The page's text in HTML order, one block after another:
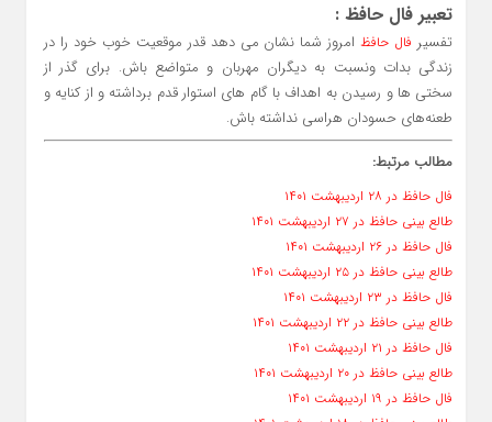
تعبیر فال حافظ:
تفسیر فال حافظامروز شما نشان می دهد قدر موقعیت‌ خوب خود را در
زندگی بدات ونسبت به دیگران مهربان و متواضع باش. برای گذر از
سختی ها و رسیدن به اهداف با گام های استوار قدم برداشته و از کنایه و
طعنه‌های حسودان هراسی نداشته باش.
مطالب مرتبط:
فال حافظ در ۲۸ اردیبهشت ۱۴۰۱
طالع بینی حافظ در ۲۷ اردیبهشت ۱۴۰۱
فال حافظ در ۲۶ اردیبهشت ۱۴۰۱
طالع بینی حافظ در ۲۵ اردیبهشت ۱۴۰۱
فال حافظ در ۲۳ اردیبهشت ۱۴۰۱
طالع بینی حافظ در ۲۲ اردیبهشت ۱۴۰۱
فال حافظ در ۲۱ اردیبهشت ۱۴۰۱
طالع بینی حافظ در ۲۰ اردیبهشت ۱۴۰۱
فال حافظ در ۱۹ اردیبهشت ۱۴۰۱